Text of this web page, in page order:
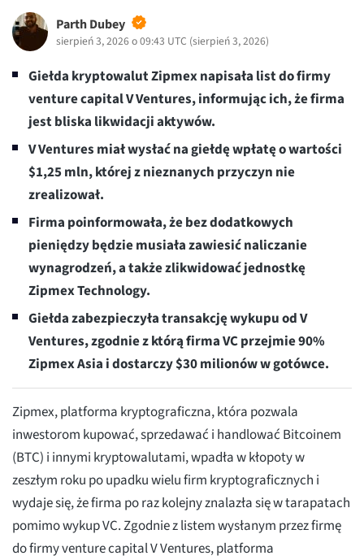
Parth Dubey
sierpień 3, 2026 o 09:43 UTC (sierpień 3, 2026)
Giełda kryptowalut Zipmex napisała list do firmy
venture capital V Ventures, informując ich, że firma
jest bliska likwidacji aktywów.
V Ventures miał wysłać na giełdę wpłatę o wartości
$1,25 mln, której z nieznanych przyczyn nie
zrealizował.
Firma poinformowała, że bez dodatkowych
pieniędzy będzie musiała zawiesić naliczanie
wynagrodzeń, a także zlikwidować jednostkę
Zipmex Technology.
Giełda zabezpieczyła transakcję wykupu od V
Ventures, zgodnie z którą firma VC przejmie 90%
Zipmex Asia i dostarczy $30 milionów w gotówce.
Zipmex, platforma kryptograficzna, która pozwala
inwestorom kupować, sprzedawać i handlować Bitcoinem
(BTC) i innymi kryptowalutami, wpadła w kłopoty w
zeszłym roku po upadku wielu firm kryptograficznych i
wydaje się, że firma po raz kolejny znalazła się w tarapatach
pomimo wykup VC. Zgodnie z listem wysłanym przez firmę
do firmy venture capital V Ventures, platforma